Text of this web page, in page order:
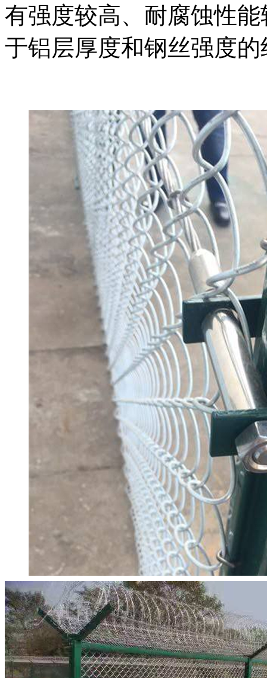
有强度较高、耐腐蚀性
于铝层厚度和钢丝强度